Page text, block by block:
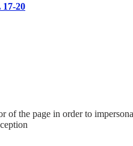
20
of the page in order to